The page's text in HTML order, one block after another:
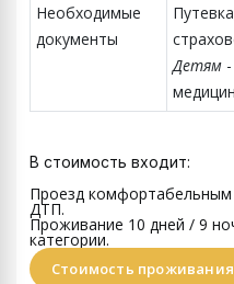
Необходимые
документы
Детям
В стоимость входит:
Проезд комфортабельным
ДТП.
Проживание 10 дней / 9
категории.
Стоимость проживания